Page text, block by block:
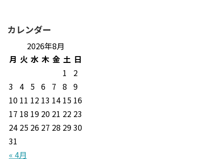
カレンダー
2026年8月
月 火 水 木 金 土 日
« 4月
1
2
3 4 5 6 7 8 9
10 11 12 13 14 15 16
17 18 19 20 21 22 23
24 25 26 27 28 2930
31